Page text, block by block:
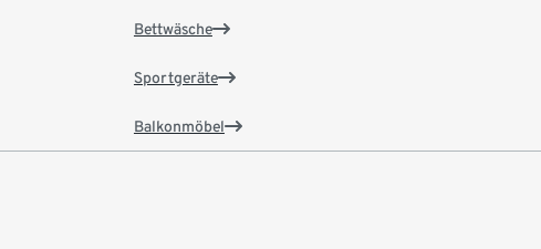
Bettwäsche
Sportgeräte
Balkonmöbel